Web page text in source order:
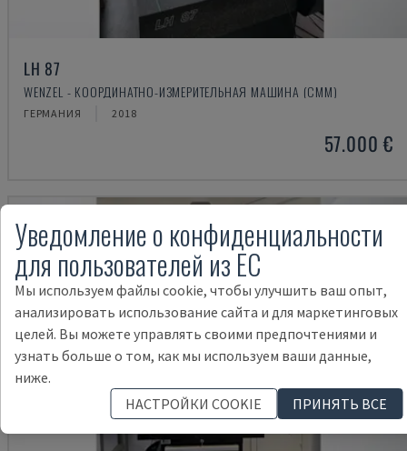
LH 87
WENZEL - КООРДИНАТНО-ИЗМЕРИТЕЛЬНАЯ МАШИНА (CMM)
ГЕРМАНИЯ 2018
57.000 €
Уведомление о конфиденциальности
для пользователей из ЕС
Мы используем файлы cookie, чтобы улучшить ваш опыт,
анализировать использование сайта и для маркетинговых
целей. Вы можете управлять своими предпочтениями и
узнать больше о том, как мы используем ваши данные,
ниже.
НАСТРОЙКИ COOKIE
ПРИНЯТЬ ВСЕ